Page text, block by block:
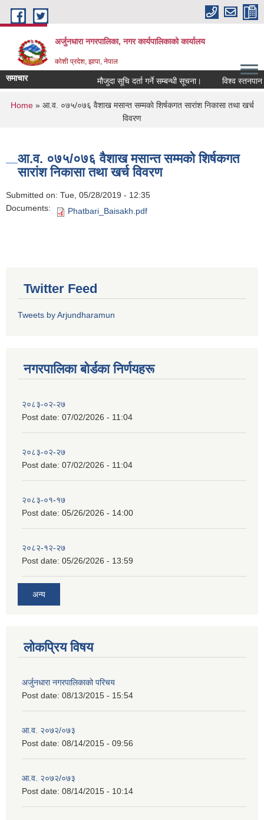
Skip to main content
अर्जुनधारा नगरपालिका, नगर कार्यपालिकाको कार्यालय
कोशी प्रदेश, झापा, नेपाल
समाचार मौजुदा सूचि दर्ता गर्ने सम्बन्धी सूचना। विश्व स्तनपान
You are here
Home» आ.व. ०७५/०७६ वैशाख मसान्त सम्मकाे शिर्षकगत सारांश निकासा तथा खर्च
विवरण
आ.व. ०७५/०७६ वैशाख मसान्त सम्मकाे शिर्षकगत
सारांश निकासा तथा खर्च विवरण
Submitted on: Tue, 05/28/2019 - 12:35
Documents:
Phatbari_Baisakh.pdf
Twitter Feed
Tweets by Arjundharamun
नगरपालिका बाेर्डका निर्णयहरू
२०८३-०२-२७
Post date: 07/02/2026 - 11:04
२०८३-०२-२७
Post date: 07/02/2026 - 11:04
२०८३-०१-१७
Post date: 05/26/2026 - 14:00
२०८२-१२-२७
Post date: 05/26/2026 - 13:59
अन्य
लोकप्रिय विषय
अर्जुनधारा नगरपालिकाको परिचय
Post date: 08/13/2015 - 15:54
आ.व. २०७२/०७३
Post date: 08/14/2015 - 09:56
आ.व. २०७२/०७३
Post date: 08/14/2015 - 10:14